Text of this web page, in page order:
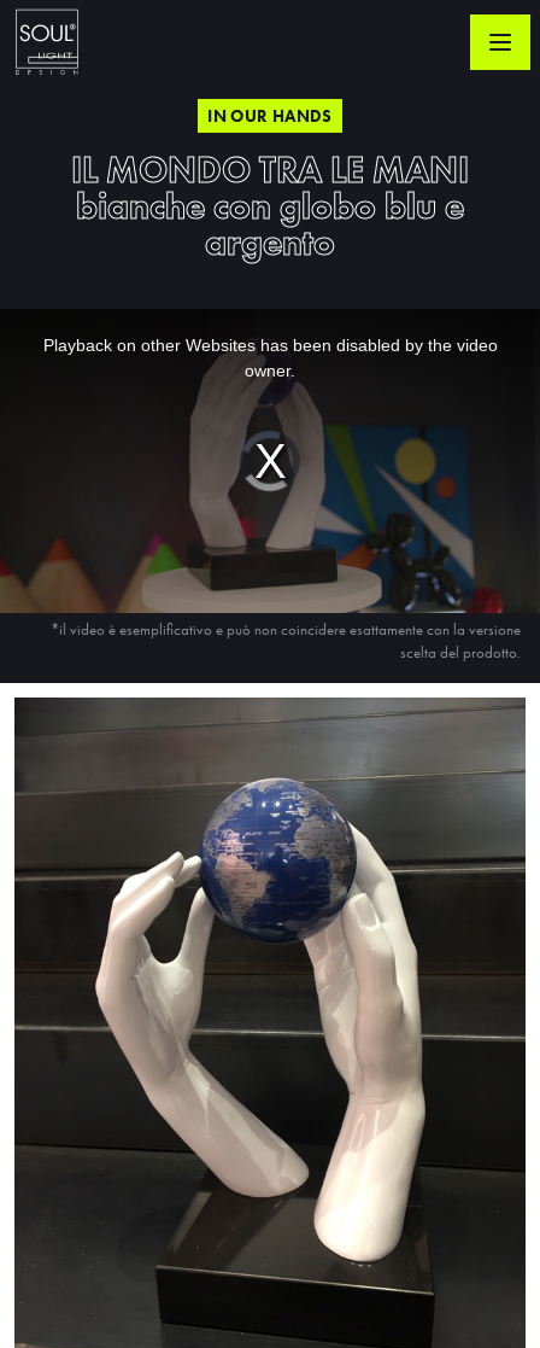
IN OUR HANDS
IL MONDO TRA LE MANI
bianche con globo blu e
argento
Video
Player
loading.
Playback on other Websites has been disabled by the video
owner.
*il video è esemplificativo e può non coincidere esattamente con la versione
scelta del prodotto.